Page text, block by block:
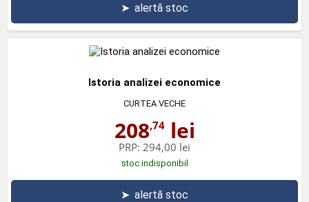
➤ alertă stoc
Istoria analizei economice
CURTEA VECHE
208,74lei
PRP: 294,00 lei
stoc indisponibil
➤ alertă stoc